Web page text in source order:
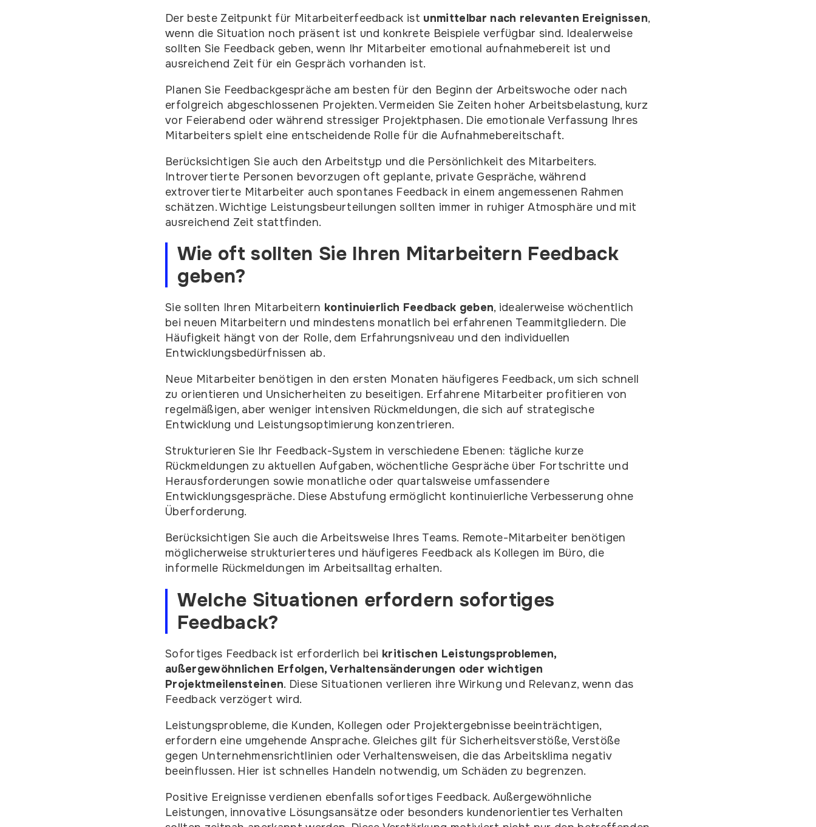
Der beste Zeitpunkt für Mitarbeiterfeedback ist unmittelbar nach relevanten Ereignissen,
wenn die Situation noch präsent ist und konkrete Beispiele verfügbar sind. Idealerweise
sollten Sie Feedback geben, wenn Ihr Mitarbeiter emotional aufnahmebereit ist und
ausreichend Zeit für ein Gespräch vorhanden ist.
Planen Sie Feedbackgespräche am besten für den Beginn der Arbeitswoche oder nach
erfolgreich abgeschlossenen Projekten. Vermeiden Sie Zeiten hoher Arbeitsbelastung, kurz
vor Feierabend oder während stressiger Projektphasen. Die emotionale Verfassung Ihres
Mitarbeiters spielt eine entscheidende Rolle für die Aufnahmebereitschaft.
Berücksichtigen Sie auch den Arbeitstyp und die Persönlichkeit des Mitarbeiters.
Introvertierte Personen bevorzugen oft geplante, private Gespräche, während
extrovertierte Mitarbeiter auch spontanes Feedback in einem angemessenen Rahmen
schätzen. Wichtige Leistungsbeurteilungen sollten immer in ruhiger Atmosphäre und mit
ausreichend Zeit stattfinden.
Wie oft sollten Sie Ihren Mitarbeitern Feedback
geben?
Sie sollten Ihren Mitarbeitern kontinuierlich Feedback geben, idealerweise wöchentlich
bei neuen Mitarbeitern und mindestens monatlich bei erfahrenen Teammitgliedern. Die
Häufigkeit hängt von der Rolle, dem Erfahrungsniveau und den individuellen
Entwicklungsbedürfnissen ab.
Neue Mitarbeiter benötigen in den ersten Monaten häufigeres Feedback, um sich schnell
zu orientieren und Unsicherheiten zu beseitigen. Erfahrene Mitarbeiter profitieren von
regelmäßigen, aber weniger intensiven Rückmeldungen, die sich auf strategische
Entwicklung und Leistungsoptimierung konzentrieren.
Strukturieren Sie Ihr Feedback-System in verschiedene Ebenen: tägliche kurze
Rückmeldungen zu aktuellen Aufgaben, wöchentliche Gespräche über Fortschritte und
Herausforderungen sowie monatliche oder quartalsweise umfassendere
Entwicklungsgespräche. Diese Abstufung ermöglicht kontinuierliche Verbesserung ohne
Überforderung.
Berücksichtigen Sie auch die Arbeitsweise Ihres Teams. Remote-Mitarbeiter benötigen
möglicherweise strukturierteres und häufigeres Feedback als Kollegen im Büro, die
informelle Rückmeldungen im Arbeitsalltag erhalten.
Welche Situationen erfordern sofortiges
Feedback?
Sofortiges Feedback ist erforderlich bei kritischen Leistungsproblemen,
außergewöhnlichen Erfolgen, Verhaltensänderungen oder wichtigen
Projektmeilensteinen. Diese Situationen verlieren ihre Wirkung und Relevanz, wenn das
Feedback verzögert wird.
Leistungsprobleme, die Kunden, Kollegen oder Projektergebnisse beeinträchtigen,
erfordern eine umgehende Ansprache. Gleiches gilt für Sicherheitsverstöße, Verstöße
gegen Unternehmensrichtlinien oder Verhaltensweisen, die das Arbeitsklima negativ
beeinflussen. Hier ist schnelles Handeln notwendig, um Schäden zu begrenzen.
Positive Ereignisse verdienen ebenfalls sofortiges Feedback. Außergewöhnliche
Leistungen, innovative Lösungsansätze oder besonders kundenorientiertes Verhalten